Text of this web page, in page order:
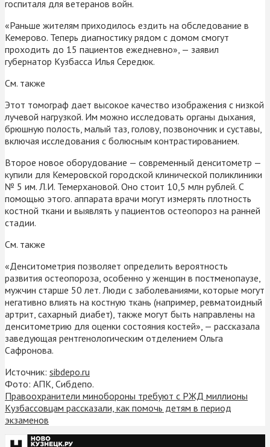
госпиталя для ветеранов войн.
«Раньше жителям приходилось ездить на обследование в
Кемерово. Теперь диагностику рядом с домом смогут
проходить до 15 пациентов ежедневно», — заявил
губернатор Кузбасса Илья Середюк.
См. также
Этот томограф дает высокое качество изображения с низкой
лучевой нагрузкой. Им можно исследовать органы дыхания,
брюшную полость, малый таз, голову, позвоночник и суставы,
включая исследования с болюсным контрастированием.
Второе новое оборудование — современный денситометр —
купили для Кемеровской городской клинической поликлиники
№ 5 им. Л.И. Темерхановой. Оно стоит 10,5 млн рублей. С
помощью этого. аппарата врачи могут измерять плотность
костной ткани и выявлять у пациентов остеопороз на ранней
стадии.
См. также
«Денситометрия позволяет определить вероятность
развития остеопороза, особенно у женщин в постменопаузе,
мужчин старше 50 лет. Люди с заболеваниями, которые могут
негативно влиять на костную ткань (например, ревматоидный
артрит, сахарный диабет), также могут быть направлены на
денситометрию для оценки состояния костей», — рассказала
заведующая рентгенологическим отделением Ольга
Сафронова.
Источник: sibdepo.ru
Фото: АПК, Сибдепо.
Правоохранители минобороны требуют с РЖД миллионы
Кузбассовцам рассказали, как помочь детям в период
экзаменов